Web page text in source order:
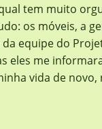
tem muito
os móveis, a
equipe do
eles me
vida de